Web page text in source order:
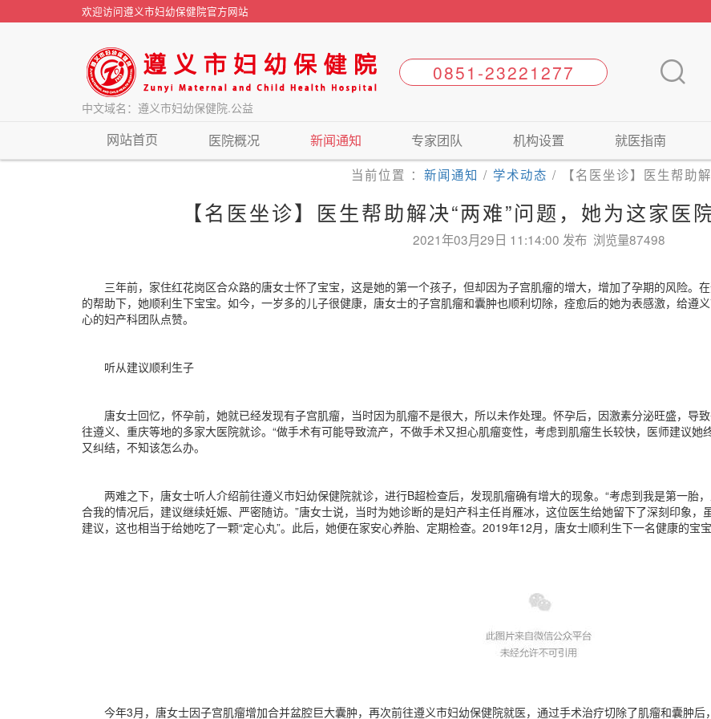
欢迎访问遵义市妇幼保健院官方网站
中文域名：遵义市妇幼保健院.公益
网站首页 医院概况 新闻通知 专家团队 机构设置 就医指南
当前位置 ： 新闻通知 / 学术动态 / 【名医坐诊】医生帮助
【名医坐诊】医生帮助解决“两难”问题，她为这家医
2021年03月29日 11:14:00 发布 浏览量87498
三年前，家住红花岗区合众路的唐女士怀了宝宝，这是她的第一个孩子，但却因为子宫肌瘤的增大，增加了孕期的风险。
的帮助下，她顺利生下宝宝。如今，一岁多的儿子很健康，唐女士的子宫肌瘤和囊肿也顺利切除，痊愈后的她为表感激，给遵
心的妇产科团队点赞。
听从建议顺利生子
唐女士回忆，怀孕前，她就已经发现有子宫肌瘤，当时因为肌瘤不是很大，所以未作处理。怀孕后，因激素分泌旺盛，导
往遵义、重庆等地的多家大医院就诊。“做手术有可能导致流产，不做手术又担心肌瘤变性，考虑到肌瘤生长较快，医师建议
又纠结，不知该怎么办。
两难之下，唐女士听人介绍前往遵义市妇幼保健院就诊，进行B超检查后，发现肌瘤确有增大的现象。“考虑到我是第一胎
合我的情况后，建议继续妊娠、严密随访。”唐女士说，当时为她诊断的是妇产科主任肖雁冰，这位医生给她留下了深刻印象
建议，这也相当于给她吃了一颗“定心丸”。此后，她便在家安心养胎、定期检查。2019年12月，唐女士顺利生下一名健康的宝宝
今年3月，唐女士因子宫肌瘤增加合并盆腔巨大囊肿，再次前往遵义市妇幼保健院就医，通过手术治疗切除了肌瘤和囊肿后